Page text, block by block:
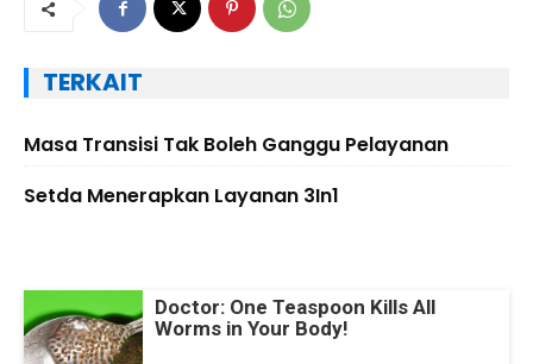
TERKAIT
Masa Transisi Tak Boleh Ganggu Pelayanan
Setda Menerapkan Layanan 3In1
Doctor: One Teaspoon Kills All
Worms in Your Body!